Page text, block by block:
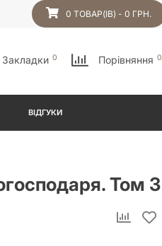
0 ТОВАР(ІВ) - 0 ГРН.
Закладки 0 Порівняння 0
ВІДГУКИ
Том 3